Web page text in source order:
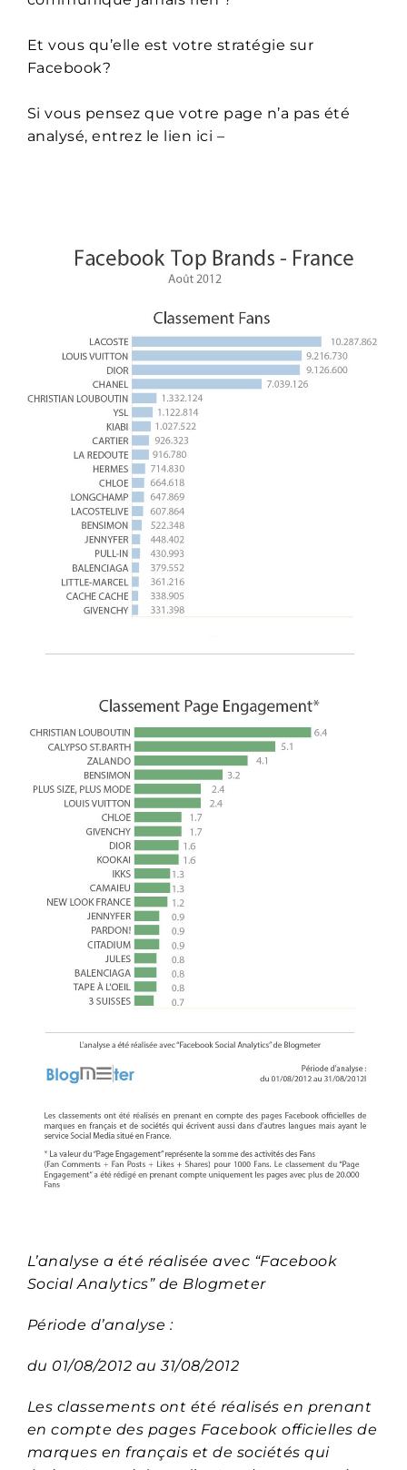
Et vous qu’elle est votre stratégie sur
Facebook?
Si vous pensez que votre page n’a pas été
analysé, entrez le lien ici –
L’analyse a été réalisée avec “Facebook
Social Analytics” de Blogmeter
Période d’analyse :
du 01/08/2012 au 31/08/2012
Les classements ont été réalisés en prenant
en compte des pages Facebook officielles de
marques en français et de sociétés qui